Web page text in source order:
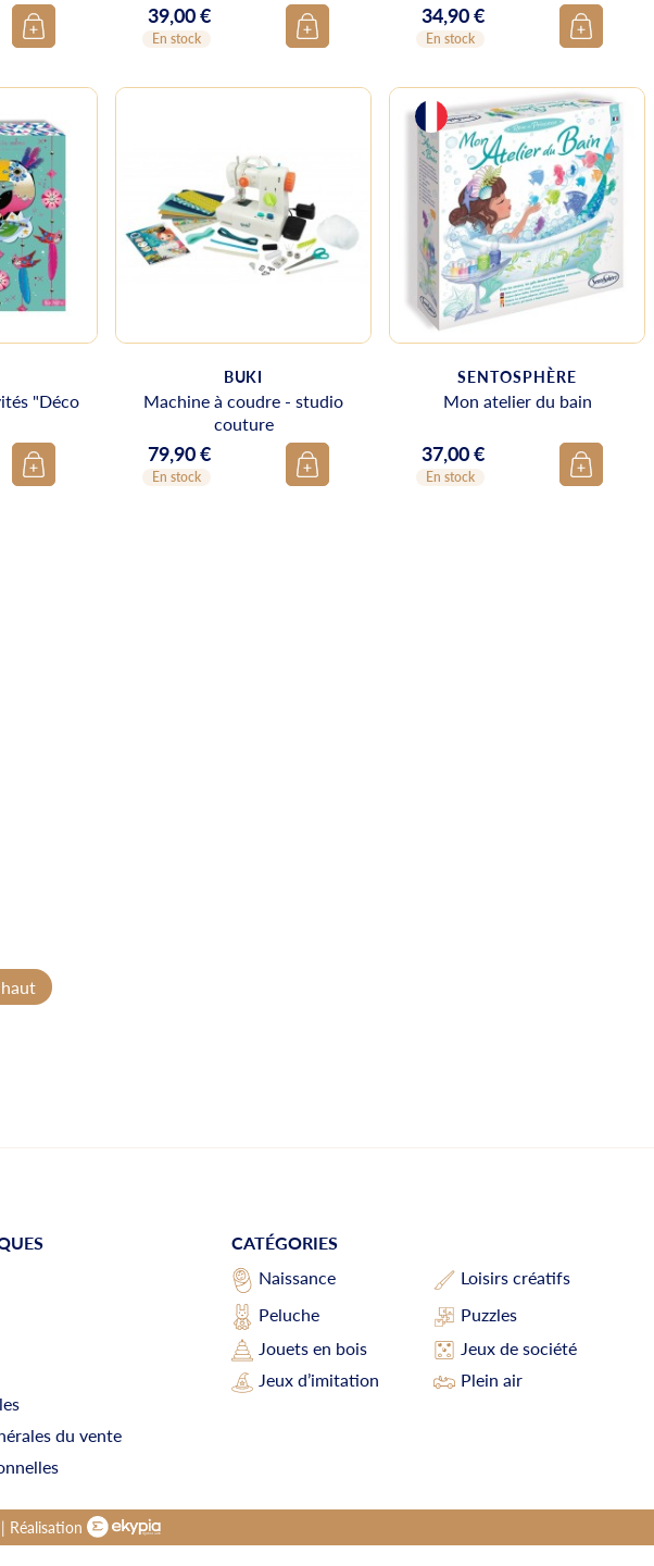
Prix
39,00 €
En stock
Prix
34,90 €
En stock
"Déco
BUKI
Machine à coudre - studio
couture
Prix
79,90 €
En stock
SENTOSPHÈRE
Mon atelier du bain
Prix
37,00 €
En stock
du vente
CATÉGORIES
Naissance
Loisirs créatifs
Peluche
Puzzles
Jouets en bois
Jeux de société
Jeux d’imitation
Plein air
Réalisation